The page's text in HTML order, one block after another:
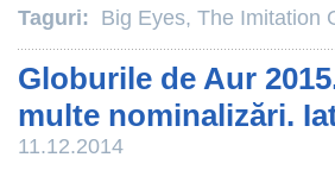
Taguri: Big Eyes, The Imitation
Globurile de Aur
multe nominalizări.
11.12.2014